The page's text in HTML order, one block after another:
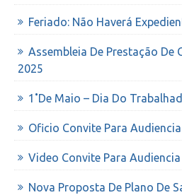
Feriado: Não Haverá
Assembleia De Prestação De
2025
1˚de Maio – Dia Do
Oficio Convite Para
Video Convite Para
Nova Proposta De Plano De